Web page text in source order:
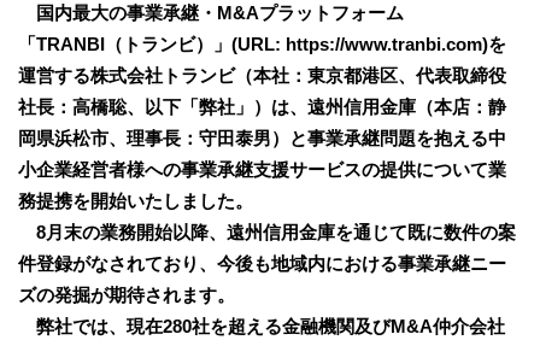
国内最大の事業承継・M&Aプラットフォーム
「TRANBI（トランビ）」(URL: https://www.tranbi.com)を
運営する株式会社トランビ（本社：東京都港区、代表取締役
社長：高橋聡、以下「弊社」）は、遠州信用金庫（本店：静
岡県浜松市、理事長：守田泰男）と事業承継問題を抱える中
小企業経営者様への事業承継支援サービスの提供について業
務提携を開始いたしました。
8月末の業務開始以降、遠州信用金庫を通じて既に数件の案
件登録がなされており、今後も地域内における事業承継ニー
ズの発掘が期待されます。
弊社では、現在280社を超える金融機関及びM&A仲介会社